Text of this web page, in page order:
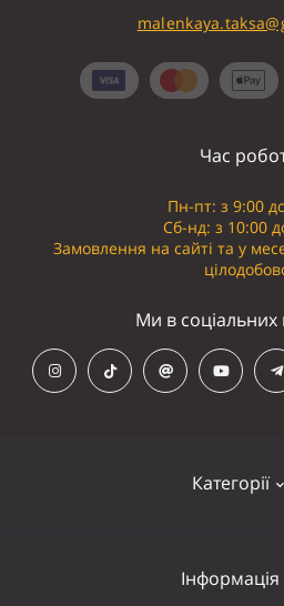
Категорії
Інформація
Час
Пн-пт: з 9:00
Сб-нд: з 10:00
Замовлення на сайті та у
Ми в